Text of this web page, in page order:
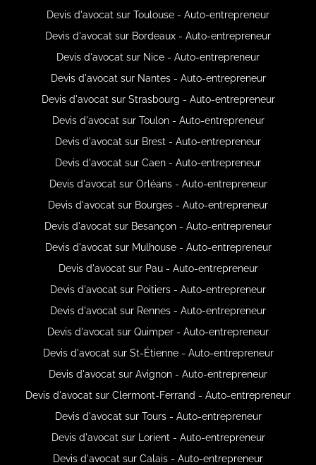
Devis d'avocat sur Toulouse - Auto-entrepreneur
Devis d'avocat sur Bordeaux - Auto-entrepreneur
Devis d'avocat sur Nice - Auto-entrepreneur
Devis d'avocat sur Nantes - Auto-entrepreneur
Devis d'avocat sur Strasbourg - Auto-entrepreneur
Devis d'avocat sur Toulon - Auto-entrepreneur
Devis d'avocat sur Brest - Auto-entrepreneur
Devis d'avocat sur Caen - Auto-entrepreneur
Devis d'avocat sur Orléans - Auto-entrepreneur
Devis d'avocat sur Bourges - Auto-entrepreneur
Devis d'avocat sur Besançon - Auto-entrepreneur
Devis d'avocat sur Mulhouse - Auto-entrepreneur
Devis d'avocat sur Pau - Auto-entrepreneur
Devis d'avocat sur Poitiers - Auto-entrepreneur
Devis d'avocat sur Rennes - Auto-entrepreneur
Devis d'avocat sur Quimper - Auto-entrepreneur
Devis d'avocat sur St-Étienne - Auto-entrepreneur
Devis d'avocat sur Avignon - Auto-entrepreneur
Devis d'avocat sur Clermont-Ferrand - Auto-entrepreneur
Devis d'avocat sur Tours - Auto-entrepreneur
Devis d'avocat sur Lorient - Auto-entrepreneur
Devis d'avocat sur Calais - Auto-entrepreneur